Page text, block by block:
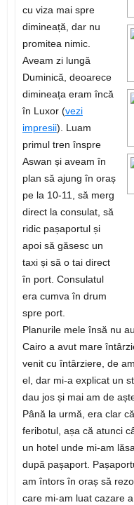
cu viza mai spre
dimineață, dar nu
promitea nimic.
Aveam zi lungă
Duminică, deoarece
dimineața eram încă
în Luxor (vezi
impresii). Luam
primul tren înspre
Aswan și aveam în
plan să ajung în oraș
pe la 10-11, să merg
direct la consulat, să
ridic pașaportul și
apoi să găsesc un
taxi și să o tai direct
în port. Consulatul
era cumva în drum
spre port.
Planurile mele însă nu
Cairo a avut mare
venit cu întârziere, de
el, dar mi-a explicat un
dau jos și mai am de
Până la urmă, era clar
feribotul, așa că atunci
un hotel unde mi-am
după pașaport.
am întors în oraș să
care mi-am luat cazare